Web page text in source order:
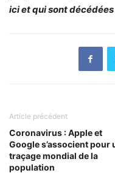
ici et qui sont décédées
Article précédent
Coronavirus : Apple et
Google s’associent pour
traçage mondial de la
population